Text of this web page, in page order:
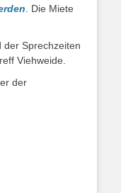
. Die Miete
der Sprechzeiten
Viehweide.
der